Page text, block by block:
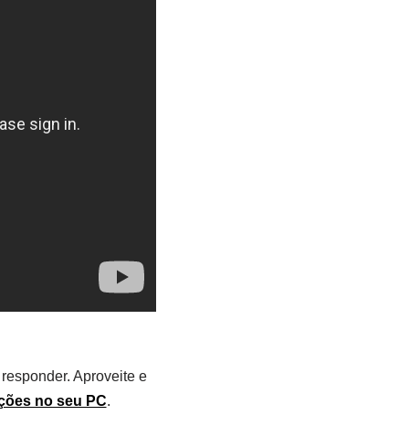
Aproveite e
no seu PC.